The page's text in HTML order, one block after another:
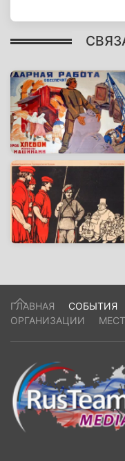
ГЛАВНАЯ СОБЫТИЯ
ОРГАНИЗАЦИИ